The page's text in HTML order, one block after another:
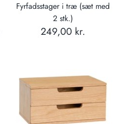
Fyrfadsstager i træ (sæt med
2 stk.)
249,00 kr.